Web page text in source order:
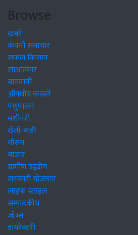
Browse
खबरें
कंपनी समाचार
सफल किसान
साक्षात्कार
बागवानी
औषधीय फसलें
पशुपालन
मशीनरी
खेती-बाड़ी
मौसम
बाजार
ग्रामीण उद्द्योग
सरकारी योजनाएं
लाइफ स्टाइल
सम्पादकीय
जॉब्स
डायरेक्टरी